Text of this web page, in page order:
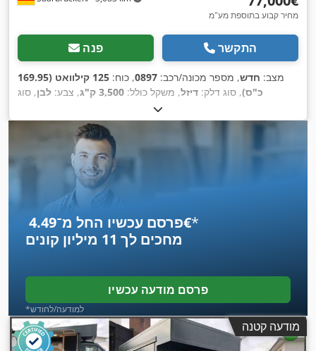
מחיר קבוע בתוספת מע"מ
פנה התקשר
מצב: חדש, מספר מכונה/רכב: 0897, כוח:
125 קילוואט (169.95
כ"ס), סוג דלק: דיזל, משקל כולל: 3,500 ק"ג , צבע: לבן, סוג
תמסורת:,
פרסם עכשיו החל מ־‏4.49 ‏€*
מחכים לך 11 מיליון קונים
פרסם מודעה עכשיו
*למודעה/לחודש
מודעה קטנה